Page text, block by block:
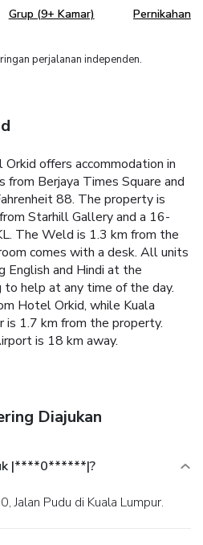
Grup (9+ Kamar) Pernikahan
perjalanan independen.
offers accommodation in
from Berjaya Times Square and
88. The property is
Starhill Gallery and a 16-
The Weld is 1.3 km from the
comes with a desk. All units
English and Hindi at the
help at any time of the day.
Hotel Orkid, while Kuala
is 1.7 km from the property.
is 18 km away.
Diajukan
|****0******|?
Jalan Pudu di Kuala Lumpur.